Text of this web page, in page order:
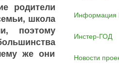
родители
школа
поэтому
же они
Инстер-ГОД
Новости